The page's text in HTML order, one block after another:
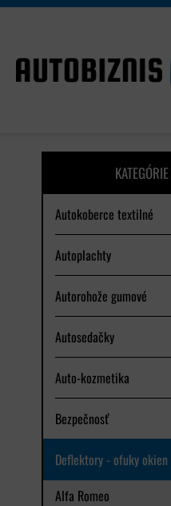
KATEGÓRIE
Autokoberce textilné
Autoplachty
Autorohože gumové
Autosedačky
Auto-kozmetika
Bezpečnosť
Deflektory - ofuky okien
Alfa Romeo